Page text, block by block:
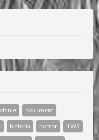
dokument
historia horror II WŚ